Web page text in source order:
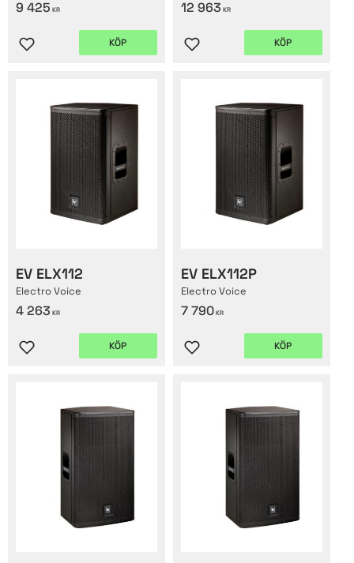
9 425 KR
Lägg till i favoriter
KÖP
12 963 KR
Lägg till i favoriter
KÖP
EV ELX112
Electro Voice
4 263 KR
Lägg till i favoriter
KÖP
EV ELX112P
Electro Voice
7 790 KR
Lägg till i favoriter
KÖP